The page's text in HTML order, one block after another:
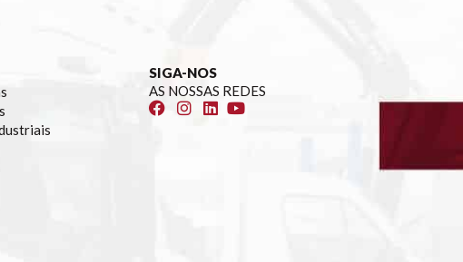
SIGA-NOS
AS NOSSAS REDES